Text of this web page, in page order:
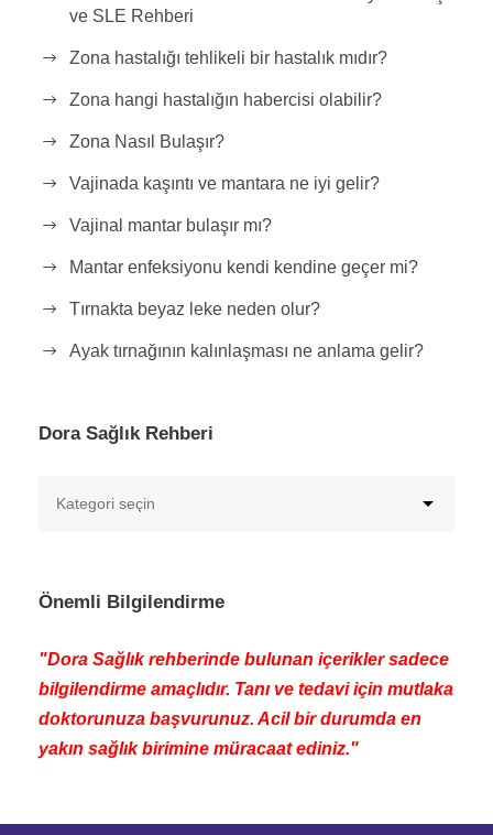
ve SLE Rehberi
Zona hastalığı tehlikeli bir hastalık mıdır?
Zona hangi hastalığın habercisi olabilir?
Zona Nasıl Bulaşır?
Vajinada kaşıntı ve mantara ne iyi gelir?
Vajinal mantar bulaşır mı?
Mantar enfeksiyonu kendi kendine geçer mi?
Tırnakta beyaz leke neden olur?
Ayak tırnağının kalınlaşması ne anlama gelir?
Dora Sağlık Rehberi
Önemli Bilgilendirme
"Dora Sağlık rehberinde bulunan içerikler sadece
bilgilendirme amaçlıdır. Tanı ve tedavi için mutlaka
doktorunuza başvurunuz. Acil bir durumda en
yakın sağlık birimine müracaat ediniz."